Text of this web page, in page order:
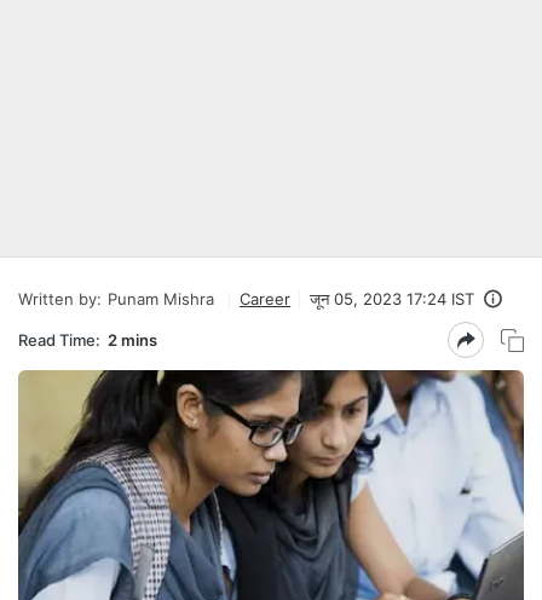
Written by: Punam Mishra Career जून 05, 2023 17:24 IST
Read Time: 2 mins